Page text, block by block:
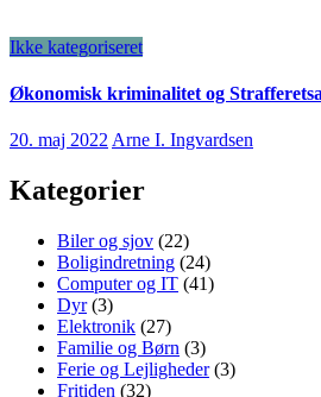
Ikke kategoriseret
Økonomisk kriminalitet og
20. maj 2022 Arne I. Ingvardsen
Kategorier
Biler og sjov (22)
Boligindretning (24)
Computer og IT (41)
Dyr(3)
Elektronik (27)
Familie og Børn (3)
Ferie og Lejligheder(3)
Fritiden (32)